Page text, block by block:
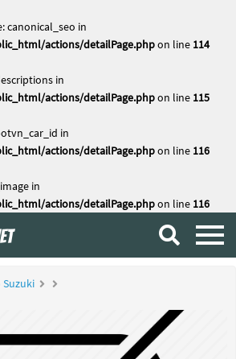
canonical_seo in
actions/detailPage.phpon line 114
in
actions/detailPage.phpon line 115
in
actions/detailPage.phpon line 116
in
actions/detailPage.phpon line 116
Suzuki